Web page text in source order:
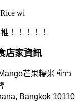
！！！！！
店家資訊
芒果糯米 ข้าว
Bangkok 10110